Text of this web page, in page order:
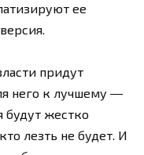
ее
придут
него к лучшему ―
будут жестко
лезть не будет. И